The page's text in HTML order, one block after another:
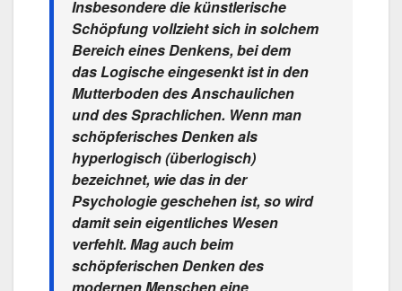
Insbesondere die künstlerische
Schöpfung vollzieht sich in solchem
Bereich eines Denkens, bei dem
das Logische eingesenkt ist in den
Mutterboden des Anschaulichen
und des Sprachlichen. Wenn man
schöpferisches Denken als
hyperlogisch (überlogisch)
bezeichnet, wie das in der
Psychologie geschehen ist, so wird
damit sein eigentliches Wesen
verfehlt. Mag auch beim
schöpferischen Denken des